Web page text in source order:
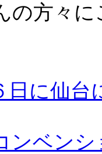
の方々
日に仙台
ンベン